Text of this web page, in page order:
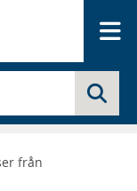
från